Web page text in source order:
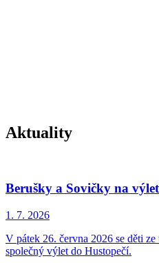
Aktuality
Berušky a Sovičky na
1. 7. 2026
V pátek 26. června 2026 se děti
společný výlet do Hustopečí.